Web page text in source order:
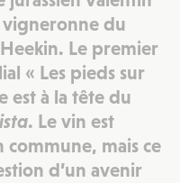
du
Le premier
« Les pieds sur
est à la tête du
. Le vin est
mais ce
d’un avenir